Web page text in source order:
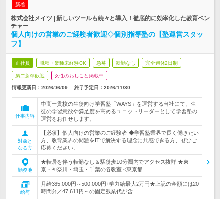
新着
株式会社メイツ | 新しいツールも続々と導入！徹底的に効率化した教育ベン
チャー
個人向けの営業のご経験者歓迎◇個別指導塾の【塾運営スタッ
フ】
正社員 職種・業種未経験OK 急募 転勤なし 完全週休2日制
第二新卒歓迎 女性のおしごと掲載中
情報更新日：2026/06/09 終了予定日： 2026/11/30
仕事内容
中高一貫校の生徒向け学習塾「WAYS」を運営する当社にて、生
徒の学習意欲や満足度を高めるユニットリーダーとして学習塾の
運営をお任せします。
対象と
なる方
【必須】個人向けの営業のご経験者 ◆学習塾業界で長く働きたい
方、教育業界の問題をITで解決する理念に共感できる方、ぜひご
応募ください。
勤務地
★転居を伴う転勤なし＆駅徒歩10分圏内でアクセス抜群 ★東
京・神奈川・埼玉・千葉の各教室 <東京都…
給与
月給365,000円～500,000円+学力給最大2万円★上記の金額には20
時間分／47,611円～の固定残業代が含…